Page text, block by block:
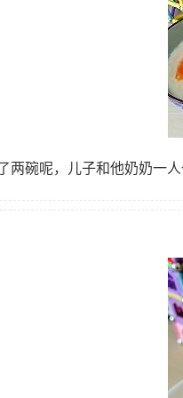
两碗呢，儿子和他奶奶一